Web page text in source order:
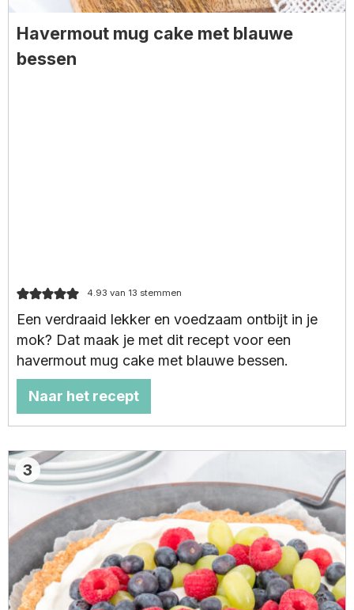
Havermout mug cake met blauwe
bessen
4.93 van 13 stemmen
Een verdraaid lekker en voedzaam ontbijt in je
mok? Dat maak je met dit recept voor een
havermout mug cake met blauwe bessen.
Naar het recept
3